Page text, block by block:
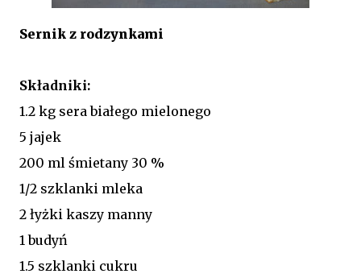
Sernik z rodzynkami
Składniki:
1.2 kg sera białego mielonego
5 jajek
200 ml śmietany 30 %
1/2 szklanki mleka
2 łyżki kaszy manny
1 budyń
1.5 szklanki cukru